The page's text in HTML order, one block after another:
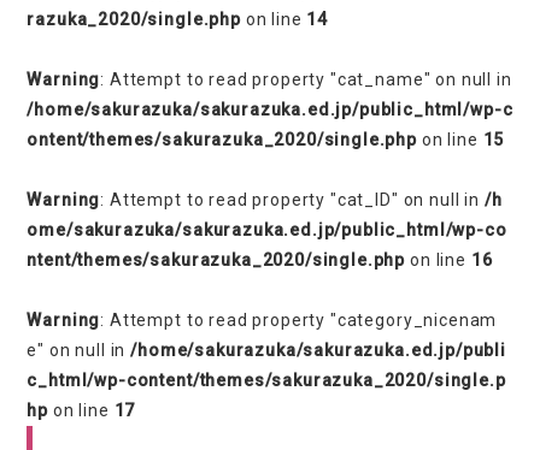
razuka_2020/single.phpon line 14
Warning: Attempt to read property "cat_name" on null in
/home/sakurazuka/sakurazuka.ed.jp/public_html/wp-c
ontent/themes/sakurazuka_2020/single.php on line 15
Warning: Attempt to read property "cat_ID" on null in /h
ome/sakurazuka/sakurazuka.ed.jp/public_html/wp-co
ntent/themes/sakurazuka_2020/single.php on line 16
Warning: Attempt to read property "category_nicenam
e" on null in/home/sakurazuka/sakurazuka.ed.jp/publi
c_html/wp-content/themes/sakurazuka_2020/single.p
hp on line 17